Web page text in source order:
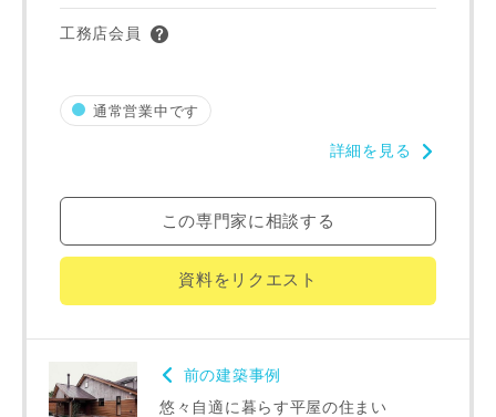
工務店会員
通常営業中です
詳細を見る
この専門家に相談する
資料をリクエスト
前の建築事例
悠々自適に暮らす平屋の住まい
当社は、本サービス又は利用契約に関し，お客様に発生した
損害について、債務不履行責任、不法行為責任、その他の法
当社は、お客様が本サービスを利用することにより第三者と
の間で生じた紛争等について一切責任を負わないものとしま
入力内容を送信する